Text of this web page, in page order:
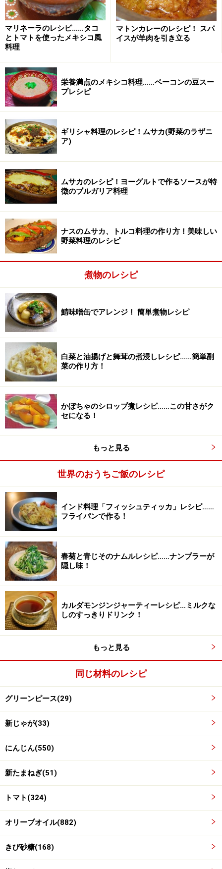
グリーンピースのオリーブ油煮の作り方・
■グリーンピースと新じゃがのオリーブオイル煮
1
材料を切る。
新じゃが、新にんじんは皮をむき、トマトとともに1cm
弱の角切りにする。
鍋にオリーブオイルを入れて熱し、新たまねぎを入れ
る。水分がなくなり、しんなりするまで炒める。
2
炒める。
グリンピース、新じゃが、新にんじんを入れて炒める。
たひたの水（分量外）、塩、こしょうを加える。フタを
ずらして弱火で30～40分煮て、塩、こしょうで味を調え
る。水分が多い場合は少しとばす。
マリネーラのレシピ……タコ
とトマトを使ったメキシコ風
料理
マトンカレーのレシピ！ スパ
イスが羊肉を引き立る
栄養満点のメキシコ料理……ベーコンの豆スー
プレシピ
ギリシャ料理のレシピ！ムサカ(野菜のラザニ
ア)
ムサカのレシピ！ヨーグルトで作るソースが特
徴のブルガリア料理
ナスのムサカ、トルコ料理の作り方！美味しい
野菜料理のレシピ
煮物のレシピ
鯖味噌缶でアレンジ！ 簡単煮物レシピ
白菜と油揚げと舞茸の煮浸しレシピ……簡単副
菜の作り方！
かぼちゃのシロップ煮レシピ……この甘さがク
セになる！
もっと見る
世界のおうちご飯のレシピ
インド料理「フィッシュティッカ」レシピ……
フライパンで作る！
春菊と青じそのナムルレシピ……ナンプラーが
隠し味！
カルダモンジンジャーティーレシピ…ミルクな
しのすっきりドリンク！
もっと見る
同じ材料のレシピ
グリーンピース(29)
新じゃが(33)
にんじん(550)
新たまねぎ(51)
トマト(324)
オリーブオイル(882)
きび砂糖(168)